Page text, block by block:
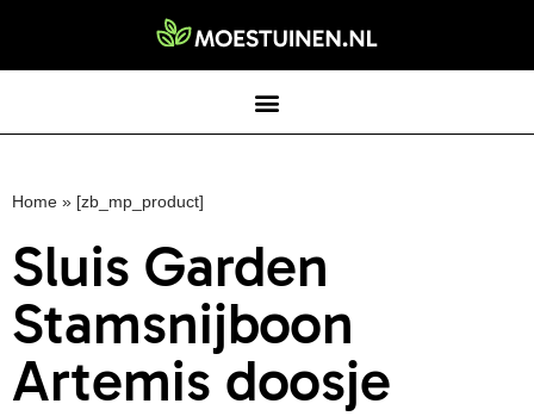
Home » [zb_mp_product]
Sluis Garden
Stamsnijboon
Artemis doosje